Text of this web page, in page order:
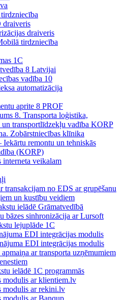
draiveris
draiveris
tirdzniecība
1C
8 Latvijai
vadība 10
automatizācija
aprite 8 PROF
8. Transporta loģistika,
un transportlīdzekļu vadība KORP
Zobārstniecības klīnika
remontu un tehniskās
(KORP)
interneta veikalam
transakcijam no EDS ar grupēšanu
un kustību veidiem
ielādē Grāmatvedībā
bāzes sinhronizācija ar Lursoft
lejuplāde 1C
EDI integrācijas modulis
EDI integrācijas modulis
ar transporta uzņēmumiem
ielādē 1C programmās
modulis ar klientiem.lv
modulis ar rekini.lv
modulis ar Banqup